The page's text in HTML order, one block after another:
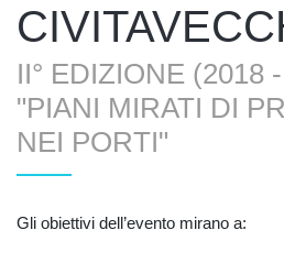
II° EDIZIONE (2018
"PIANI MIRATI DI
NEI PORTI"
Gli obiettivi dell’evento mirano a: